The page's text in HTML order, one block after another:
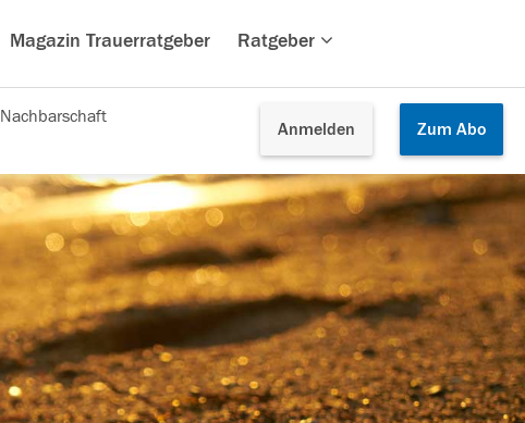
Magazin Trauerratgeber Ratgeber
Anmelden Zum Abo
Nachbarschaft